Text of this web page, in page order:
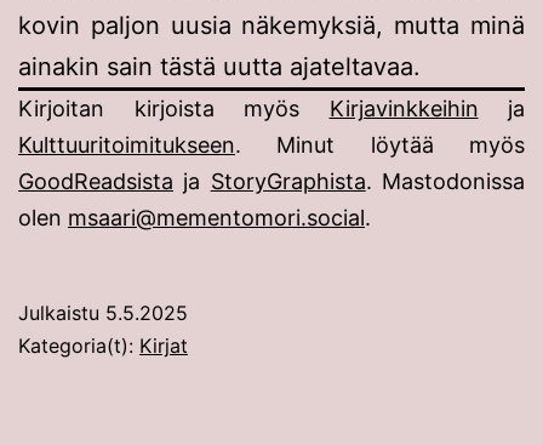
kovin paljon uusia näkemyksiä, mutta minä
ainakin sain tästä uutta ajateltavaa.
Kirjoitan kirjoista myös Kirjavinkkeihin ja
Kulttuuritoimitukseen. Minut löytää myös
GoodReadsista ja StoryGraphista. Mastodonissa
olen msaari@mementomori.social.
Julkaistu 5.5.2025
Kategoria(t): Kirjat